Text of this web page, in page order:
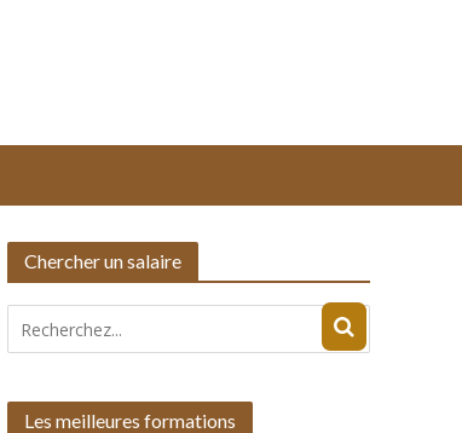
Chercher un salaire
Les meilleures formations